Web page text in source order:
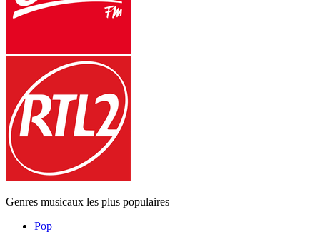
Genres musicaux les plus populaires
Pop